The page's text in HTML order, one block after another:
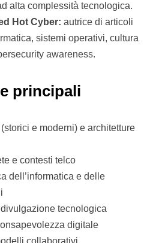
alta complessità tecnologica.
Hot Cyber: autrice di articoli
sistemi operativi, cultura
awareness.
principali
e moderni) e architetture
e contesti telco
dell’informatica e delle
tecnologica
digitale
collaborativi